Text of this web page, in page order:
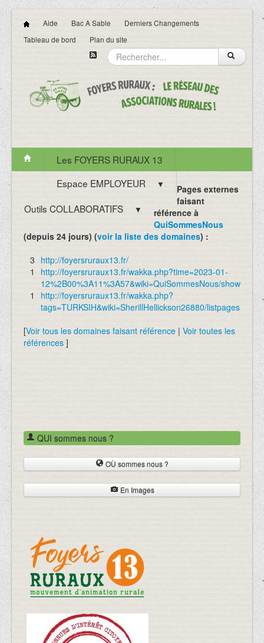
Aide Bac A Sable
Derniers Changements
Tableau de bord
Plan du site
Les FOYERS RURAUX 13
Espace EMPLOYEUR
▼
Outils COLLABORATIFS ▼
Pages externes
faisant
référence à
QuiSommesNous
(depuis 24 jours) (voir la liste des domaines) :
3 http://foyersruraux13.fr/
1
http://foyersruraux13.fr/wakka.php?time=2023-01-
12%2B00%3A11%3A57&wiki=QuiSommesNous/show
1
http://foyersruraux13.fr/wakka.php?
tags=TURKSIH&wiki=SherillHellickson26880/listpages
[Voir tous les domaines faisant référence | Voir toutes les
références ]
QUI sommes nous ?
OÙ sommes nous ?
En Images